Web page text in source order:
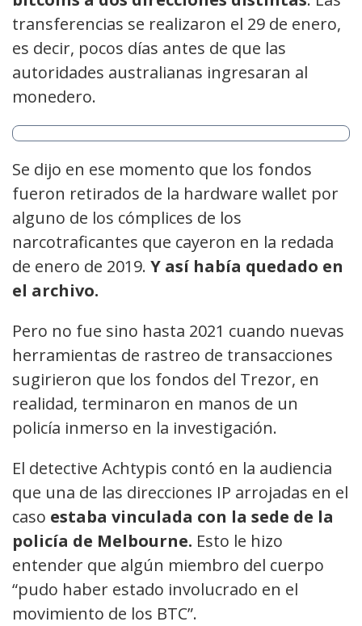
transferencias se realizaron el 29 de enero,
es decir, pocos días antes de que las
autoridades australianas ingresaran al
monedero.
Se dijo en ese momento que los fondos
fueron retirados de la hardware wallet por
alguno de los cómplices de los
narcotraficantes que cayeron en la redada
de enero de 2019. Y así había quedado en
el archivo.
Pero no fue sino hasta 2021 cuando nuevas
herramientas de rastreo de transacciones
sugirieron que los fondos del Trezor, en
realidad, terminaron en manos de un
policía inmerso en la investigación.
El detective Achtypis contó en la audiencia
que una de las direcciones IP arrojadas en el
caso estaba vinculada con la sede de la
policía de Melbourne. Esto le hizo
entender que algún miembro del cuerpo
“pudo haber estado involucrado en el
movimiento de los BTC”.